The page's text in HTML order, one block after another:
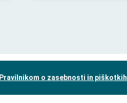
Pravilnikom o zasebnosti in piškotkih